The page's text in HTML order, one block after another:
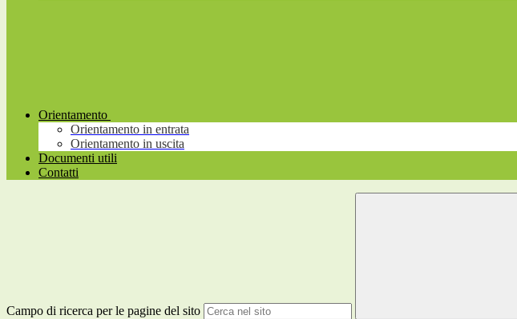
Orientamento
Orientamento in entrata
Orientamento in uscita
Documenti utili
Contatti
Campo di ricerca per le pagine del sito